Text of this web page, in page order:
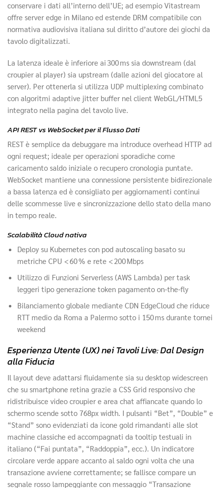
conservare i dati all’interno dell’UE; ad esempio Vitastream
offre server edge in Milano ed estende DRM compatibile con
normativa audiovisiva italiana sul diritto d’autore dei giochi da
tavolo digitalizzati.
La latenza ideale è inferiore ai 300 ms sia downstream (dal
croupier al player) sia upstream (dalle azioni del giocatore al
server). Per ottenerla si utilizza UDP multiplexing combinato
con algoritmi adaptive jitter buffer nel client WebGL/HTML5
integrato nella pagina del tavolo live.
API REST vs WebSocket per il Flusso Dati
REST è semplice da debuggare ma introduce overhead HTTP ad
ogni request; ideale per operazioni sporadiche come
caricamento saldo iniziale o recupero cronologia puntate.
WebSocket mantiene una connessione persistente bidirezionale
a bassa latenza ed è consigliato per aggiornamenti continui
delle scommesse live e sincronizzazione dello stato della mano
in tempo reale.
Scalabilità Cloud nativa
Deploy su Kubernetes con pod autoscaling basato su
metriche CPU < 60 % e rete < 200 Mbps
Utilizzo di Funzioni Serverless (AWS Lambda) per task
leggeri tipo generazione token pagamento on‑the‑fly
Bilanciamento globale mediante CDN EdgeCloud che riduce
RTT medio da Roma a Palermo sotto i 150 ms durante tornei
weekend
Esperienza Utente (UX) nei Tavoli Live: Dal Design
alla Fiducia
Il layout deve adattarsi fluidamente sia su desktop widescreen
che su smartphone retina grazie a CSS Grid responsivo che
ridistribuisce video croupier e area chat affiancate quando lo
schermo scende sotto 768px width. I pulsanti “Bet”, “Double” e
“Stand” sono evidenziati da icone gold rimandanti alle slot
machine classiche ed accompagnati da tooltip testuali in
italiano (“Fai puntata”, “Raddoppia”, ecc.). Un indicatore
circolare verde appare accanto al saldo ogni volta che una
transazione avviene correttamente; se fallisce compare un
segnale rosso lampeggiante con messaggio “Transazione